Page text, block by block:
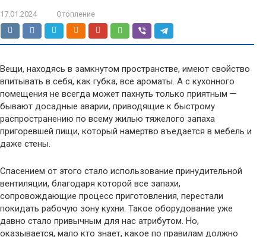
17.01.2024 Отопление
Вещи, находясь в замкнутом пространстве, имеют свойство
впитывать в себя, как губка, все ароматы. А с кухонного
помещения не всегда может пахнуть только приятным —
бывают досадные аварии, приводящие к быстрому
распространению по всему жилью тяжелого запаха
пригоревшей пищи, который намертво въедается в мебель и
даже стены.
Спасением от этого стало использование принудительной
вентиляции, благодаря которой все запахи,
сопровождающие процесс приготовления, перестали
покидать рабочую зону кухни. Такое оборудование уже
давно стало привычным для нас атрибутом. Но,
оказывается, мало кто знает, какое по правилам должно